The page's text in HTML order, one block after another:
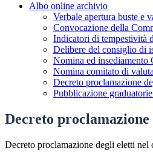
Albo online archivio
Verbale apertura buste e
Convocazione della
Indicatori di tempestività
Delibere del consiglio di
Nomina ed insediamento
Nomina comitato di
Decreto proclamazione
Pubblicazione
Decreto
Decreto proclamazione degli eletti